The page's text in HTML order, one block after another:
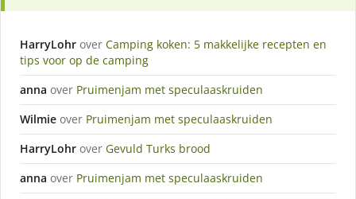
HarryLohr over Camping koken: 5 makkelijke recepten en
tips voor op de camping
anna over Pruimenjam met speculaaskruiden
Wilmie over Pruimenjam met speculaaskruiden
HarryLohr over Gevuld Turks brood
anna over Pruimenjam met speculaaskruiden